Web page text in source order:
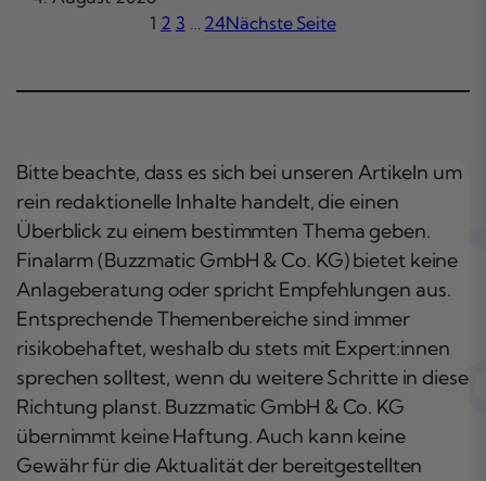
1 2 3 … 24Nächste Seite
Bitte beachte, dass es sich bei unseren Artikeln um
rein redaktionelle Inhalte handelt, die einen
Überblick zu einem bestimmten Thema geben.
Finalarm (Buzzmatic GmbH & Co. KG) bietet keine
Anlageberatung oder spricht Empfehlungen aus.
Entsprechende Themenbereiche sind immer
risikobehaftet, weshalb du stets mit Expert:innen
sprechen solltest, wenn du weitere Schritte in diese
Richtung planst. Buzzmatic GmbH & Co. KG
übernimmt keine Haftung. Auch kann keine
Gewähr für die Aktualität der bereitgestellten